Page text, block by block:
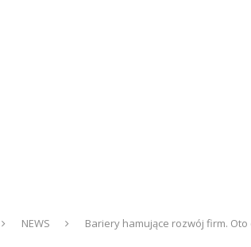
NEWS Bariery hamujące rozwój firm.